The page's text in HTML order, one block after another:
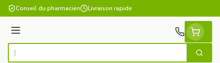
Aller au contenu
Conseil du pharmacien Livraison rapide
Menu
Rechercher